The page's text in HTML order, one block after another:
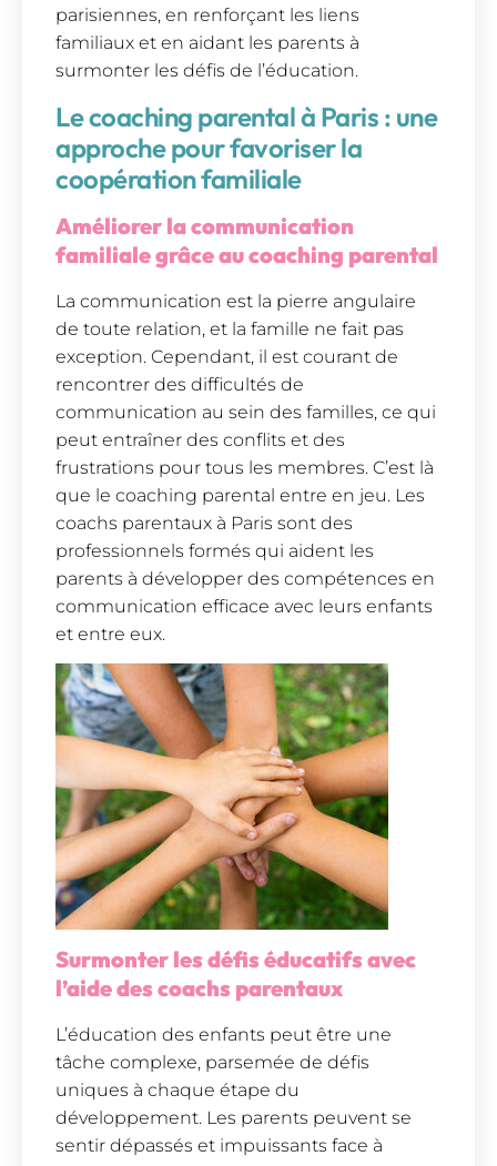
parisiennes, en renforçant les liens
familiaux et en aidant les parents à
surmonter les défis de l’éducation.
Le coaching parental à Paris : une
approche pour favoriser la
coopération familiale
Améliorer la communication
familiale grâce au coaching parental
La communication est la pierre angulaire
de toute relation, et la famille ne fait pas
exception. Cependant, il est courant de
rencontrer des difficultés de
communication au sein des familles, ce qui
peut entraîner des conflits et des
frustrations pour tous les membres. C’est là
que le coaching parental entre en jeu. Les
coachs parentaux à Paris sont des
professionnels formés qui aident les
parents à développer des compétences en
communication efficace avec leurs enfants
et entre eux.
Surmonter les défis éducatifs avec
l’aide des coachs parentaux
L’éducation des enfants peut être une
tâche complexe, parsemée de défis
uniques à chaque étape du
développement. Les parents peuvent se
sentir dépassés et impuissants face à